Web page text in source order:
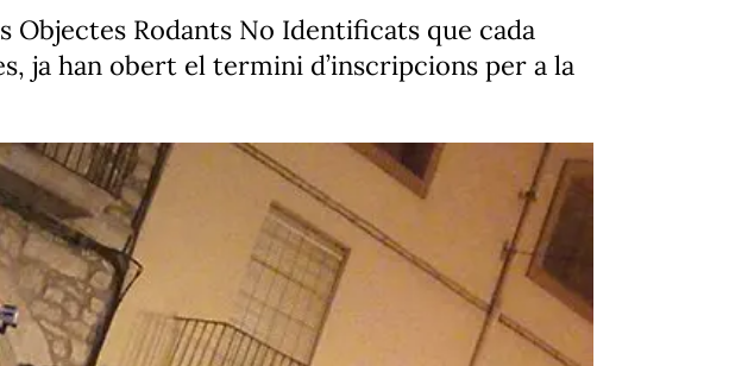
Objectes Rodants No Identificats que cada
ja han obert el termini d’inscripcions per a la